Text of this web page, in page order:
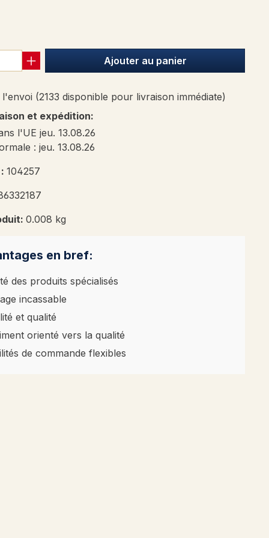
Ajouter au panier
(2133 disponible pour livraison immédiate)
et expédition:
l'UE jeu. 13.08.26
: jeu. 13.08.26
104257
0.008 kg
en bref:
des produits spécialisés
incassable
et qualité
orienté vers la qualité
de commande flexibles